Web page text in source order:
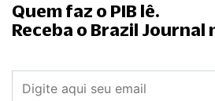
Quem faz o PIB lê.
Receba o Brazil Journal